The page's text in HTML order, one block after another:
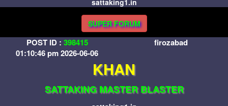
sattaking1.in
SUPER FORUM
POST ID : 398415
01:10:46 pm 2026-06-06
firozabad
KHAN
SATTAKING MASTER BLASTER